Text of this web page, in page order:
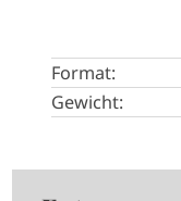
Format:
Gewicht: